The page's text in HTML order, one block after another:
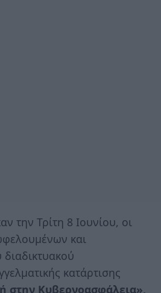
την Τρίτη 8 Ιουνίου, οι
και
κατάρτισης
στην Κυβερνοασφάλεια»,